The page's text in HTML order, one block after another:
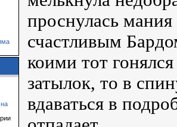
проснулась
счастливым
коими тот
затылок, то в
вдаваться в